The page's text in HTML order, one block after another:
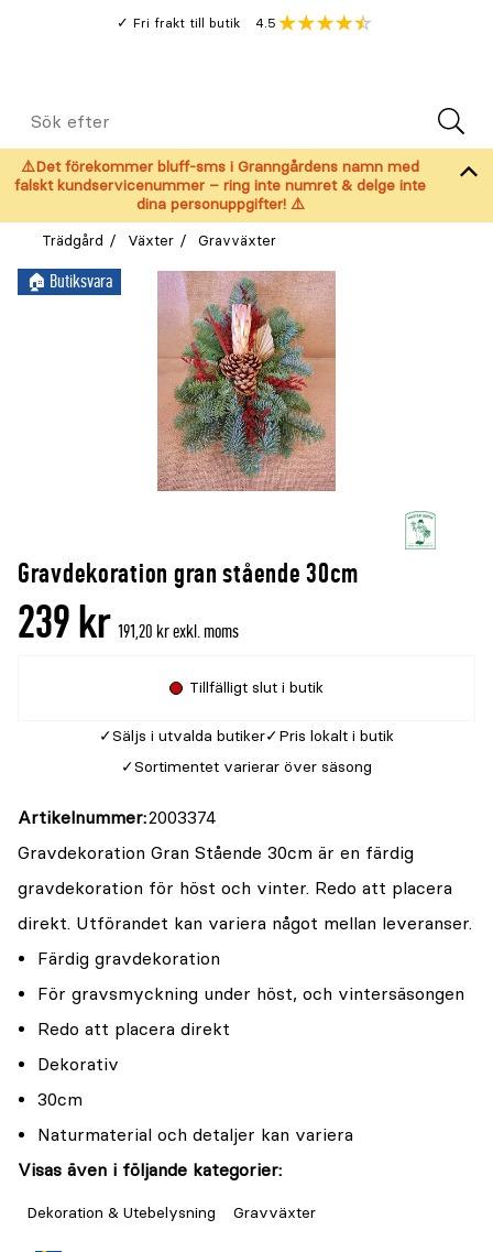
Fri frakt till butik
Genomsnitt
4.5
Meny
Sök
efter
⚠️Det förekommer bluff-sms i Granngårdens namn med
falskt kundservicenummer – ring inte numret & delge inte
dina personuppgifter! ⚠️
Trädgård Växter Gravväxter
Gravdekoration gran stående 30cm
239 kr 191,20 kr exkl. moms
Tillfälligt slut i butik
Säljs i utvalda butiker
Pris lokalt i butik
Sortimentet varierar över säsong
Artikelnummer 2003374
Gravdekoration Gran Stående 30cm är en färdig
gravdekoration för höst och vinter. Redo att placera
direkt. Utförandet kan variera något mellan leveranser.
Färdig gravdekoration
För gravsmyckning under höst, och vintersäsongen
Redo att placera direkt
Dekorativ
30cm
Naturmaterial och detaljer kan variera
Visas även i följande kategorier:
Dekoration & Utebelysning Gravväxter
🏠︎ Butiksvara